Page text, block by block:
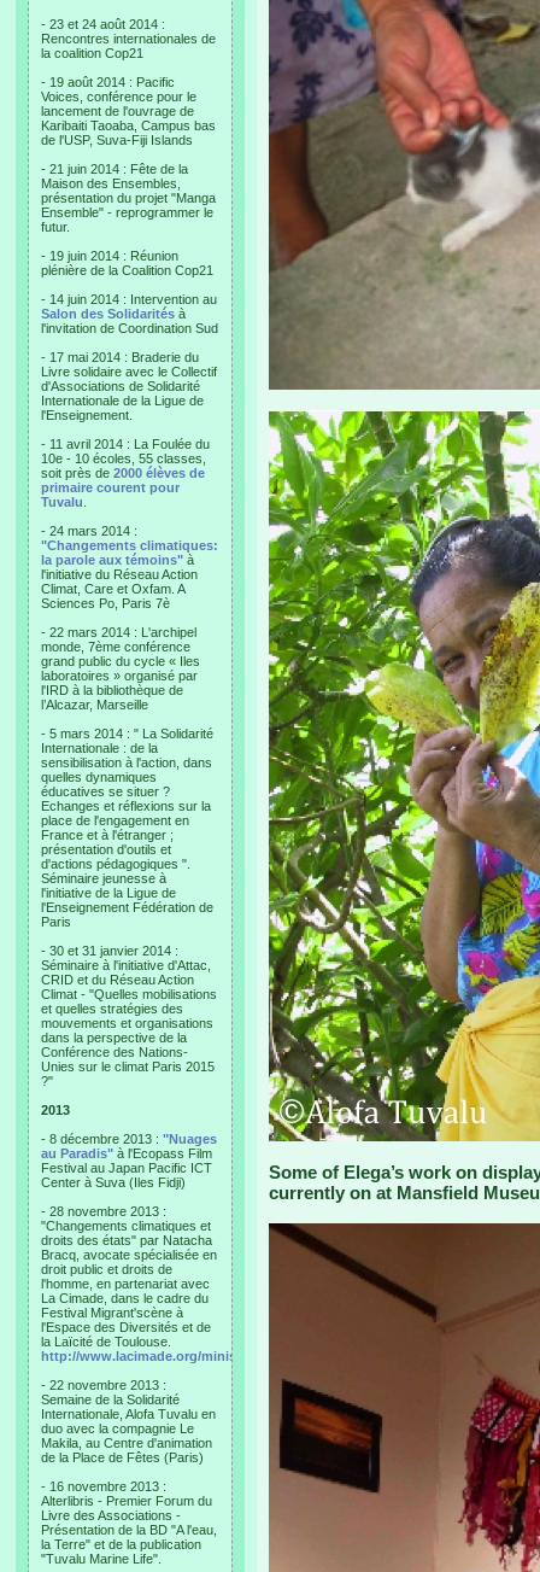
- 23 et 24 août 2014 :
Rencontres internationales de
la coalition Cop21
- 19 août 2014 : Pacific
Voices, conférence pour le
lancement de l'ouvrage de
Karibaiti Taoaba, Campus bas
de l'USP, Suva-Fiji Islands
- 21 juin 2014 : Fête de la
Maison des Ensembles,
présentation du projet "Manga
Ensemble" - reprogrammer le
futur.
- 19 juin 2014 : Réunion
plénière de la Coalition Cop21
- 14 juin 2014 : Intervention au
Salon des Solidarités à
l'invitation de Coordination Sud
- 17 mai 2014 : Braderie du
Livre solidaire avec le Collectif
d'Associations de Solidarité
Internationale de la Ligue de
l'Enseignement.
- 11 avril 2014 : La Foulée du
10e - 10 écoles, 55 classes,
soit près de 2000 élèves de
primaire courent pour
Tuvalu
- 24 mars 2014 :
"Changements climatiques:
la parole aux témoins" à
l'initiative du Réseau Action
Climat, Care et Oxfam. A
Sciences Po, Paris 7è
- 22 mars 2014 : L'archipel
monde, 7ème conférence
grand public du cycle « Iles
laboratoires » organisé par
l'IRD à la bibliothèque de
l’Alcazar, Marseille
- 5 mars 2014 : " La Solidarité
Internationale : de la
sensibilisation à l'action, dans
quelles dynamiques
éducatives se situer ?
Echanges et réflexions sur la
place de l'engagement en
France et à l'étranger ;
présentation d'outils et
d'actions pédagogiques ".
Séminaire jeunesse à
l'initiative de la Ligue de
l'Enseignement Fédération de
Paris
- 30 et 31 janvier 2014 :
Séminaire à l'initiative d'Attac,
CRID et du Réseau Action
Climat - "Quelles mobilisations
et quelles stratégies des
mouvements et organisations
dans la perspective de la
Conférence des Nations-
Unies sur le climat Paris 2015
?"
2013
- 8 décembre 2013 : "Nuages
au Paradis" à l'Ecopass Film
Festival au Japan Pacific ICT
Center à Suva (Iles Fidji)
- 28 novembre 2013 :
"Changements climatiques et
droits des états" par Natacha
Bracq, avocate spécialisée en
droit public et droits de
l'homme, en partenariat avec
La Cimade, dans le cadre du
Festival Migrant'scène à
l'Espace des Diversités et de
la Laïcité de Toulouse.
http://www.lacimade.org/minisites/migrantscene
- 22 novembre 2013 :
Semaine de la Solidarité
Internationale, Alofa Tuvalu en
duo avec la compagnie Le
Makila, au Centre d'animation
de la Place de Fêtes (Paris)
- 16 novembre 2013 :
Alterlibris - Premier Forum du
Livre des Associations -
Présentation de la BD "A l'eau,
la Terre" et de la publication
"Tuvalu Marine Life".
Some of Elega’s work on
currently on at Mansfield